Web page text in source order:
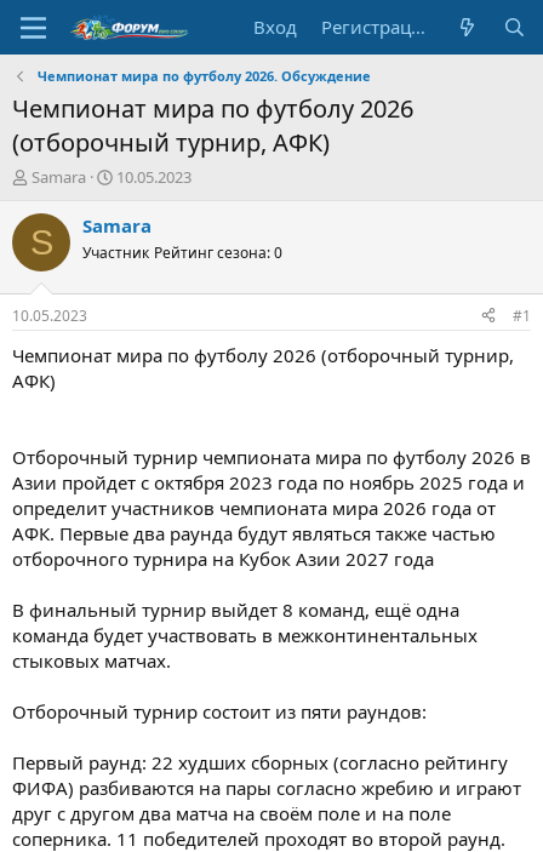
Вход Регистрация
Чемпионат мира по футболу 2026. Обсуждение
Чемпионат мира по футболу 2026
(отборочный турнир, АФК)
А
т
о
т
е
м
ы
Samara
Д
т
н
а
л
10.05.2023
S Samara
Участник Рейтинг сезона: 0
10.05.2023 #1
Чемпионат мира по футболу 2026 (отборочный турнир,
АФК)
Отборочный турнир чемпионата мира по футболу 2026 в
Азии пройдет с октября 2023 года по ноябрь 2025 года и
определит участников чемпионата мира 2026 года от
АФК. Первые два раунда будут являться также частью
отборочного турнира на Кубок Азии 2027 года
В финальный турнир выйдет 8 команд, ещё одна
команда будет участвовать в межконтинентальных
стыковых матчах.
Отборочный турнир состоит из пяти раундов:
Первый раунд: 22 худших сборных (согласно рейтингу
ФИФА) разбиваются на пары согласно жребию и играют
друг с другом два матча на своём поле и на поле
соперника. 11 победителей проходят во второй раунд.